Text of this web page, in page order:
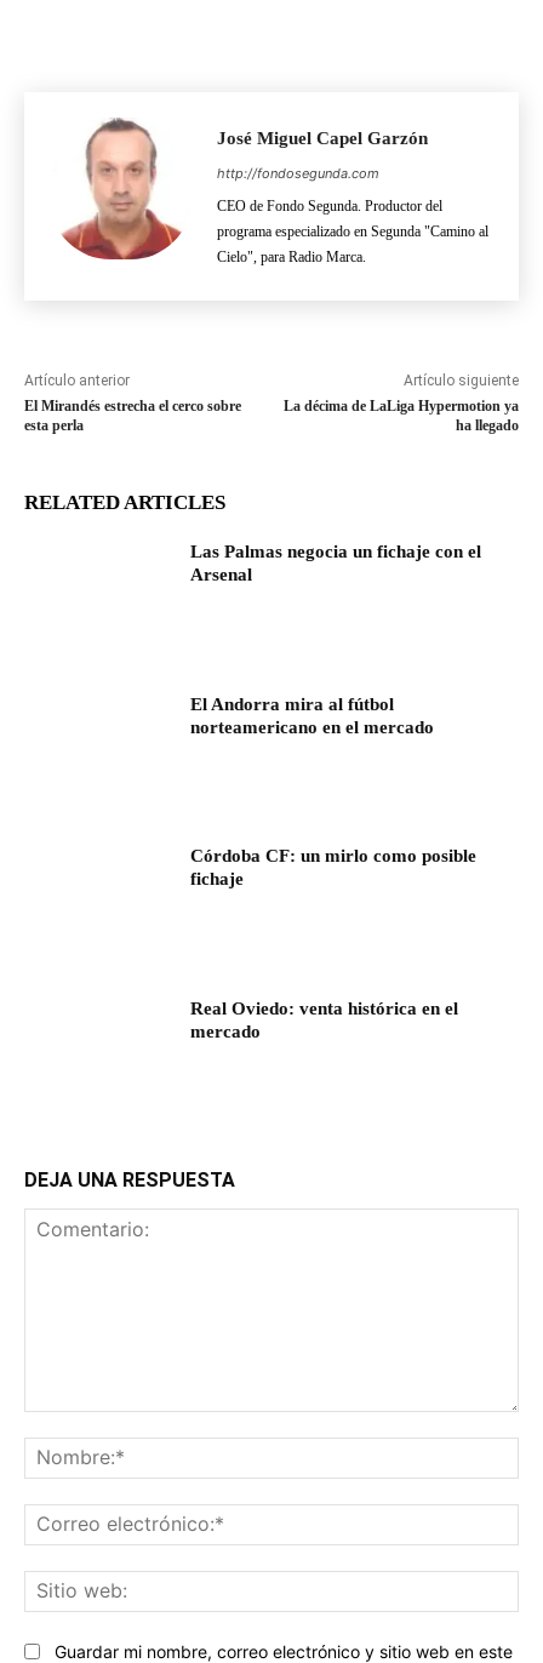
José Miguel Capel Garzón
http://fondosegunda.com
CEO de Fondo Segunda. Productor del
programa especializado en Segunda "Camino al
Cielo", para Radio Marca.
Artículo anterior
El Mirandés estrecha el cerco sobre
esta perla
Artículo siguiente
La décima de LaLiga Hypermotion ya
ha llegado
RELATED ARTICLES
Las Palmas negocia un fichaje con el
Arsenal
El Andorra mira al fútbol
norteamericano en el mercado
Córdoba CF: un mirlo como posible
fichaje
Real Oviedo: venta histórica en el
mercado
DEJA UNA RESPUESTA
Guardar mi nombre, correo electrónico y sitio web en este